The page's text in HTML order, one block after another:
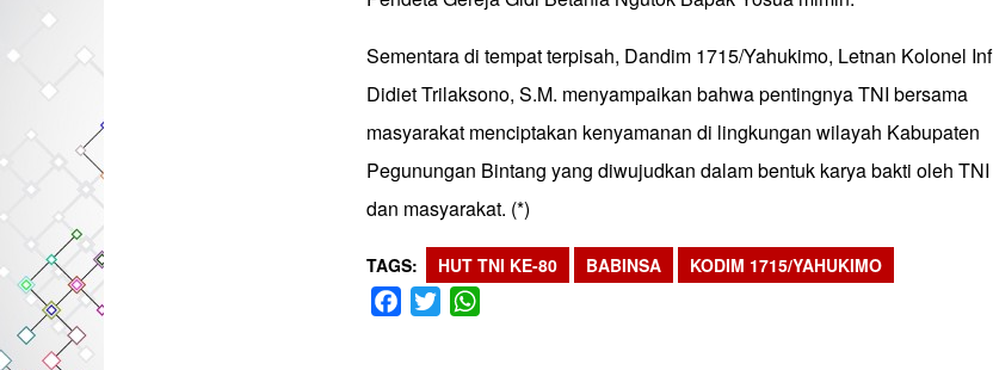
Sementara di tempat terpisah, Dandim 1715/Yahukimo, Letnan Kolonel Inf
Didiet Trilaksono, S.M. menyampaikan bahwa pentingnya TNI bersama
masyarakat menciptakan kenyamanan di lingkungan wilayah Kabupaten
Pegunungan Bintang yang diwujudkan dalam bentuk karya bakti oleh TNI
dan masyarakat. (*)
TAGS HUT TNI KE-80 BABINSA KODIM 1715/YAHUKIMO
Facebook
Twitter